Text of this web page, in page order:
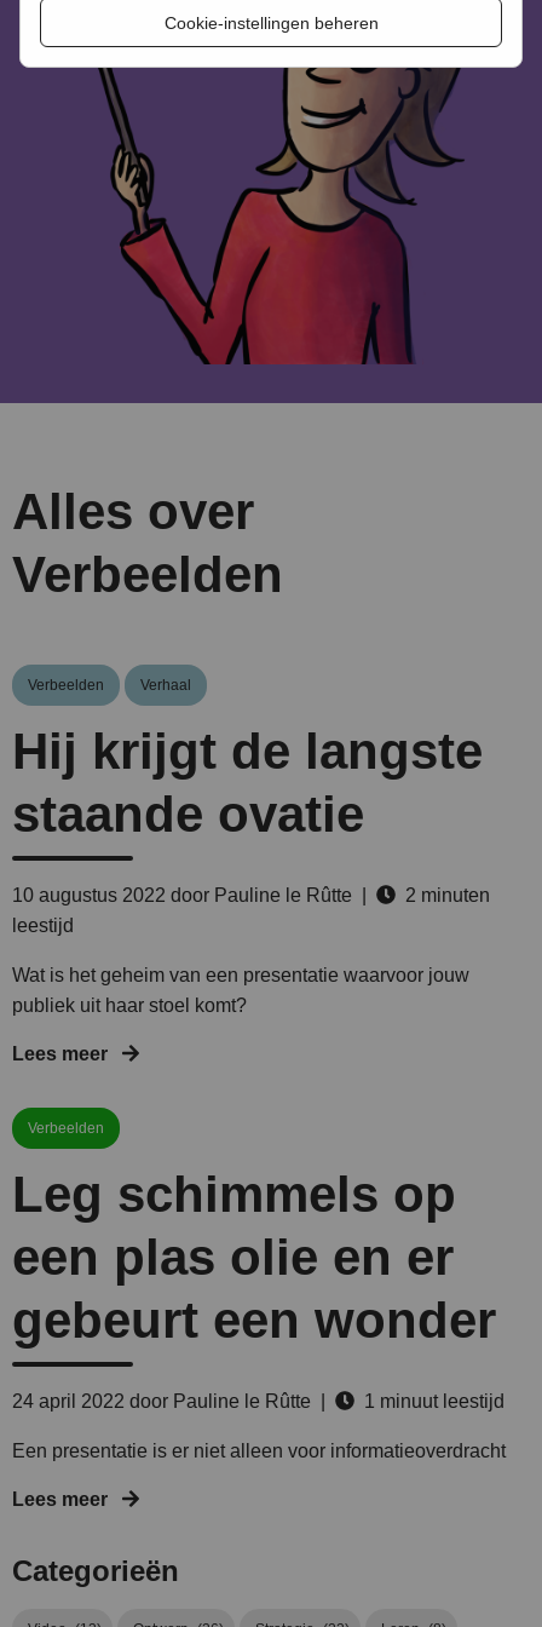
Alles over
Verbeelden
Verbeelden Verhaal
Hij krijgt de langste
staande ovatie
10 augustus 2022 door Pauline le Rûtte |
2 minuten
leestijd
Wat is het geheim van een presentatie waarvoor jouw
publiek uit haar stoel komt?
Lees meer
Verbeelden
Leg schimmels op
een plas olie en er
gebeurt een wonder
24 april 2022 door Pauline le Rûtte | 1 minuut leestijd
Een presentatie is er niet alleen voor informatieoverdracht
Lees meer
Categorieën
Cookie-instellingen beheren